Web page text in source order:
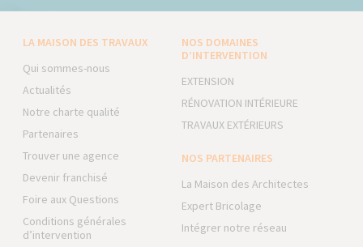
LA MAISON DES TRAVAUX
Qui sommes-nous
Actualités
Notre charte qualité
Partenaires
Trouver une agence
Devenir franchisé
Foire aux Questions
Conditions générales
d’intervention
NOS DOMAINES
D’INTERVENTION
EXTENSION
RÉNOVATION INTÉRIEURE
TRAVAUX EXTÉRIEURS
NOS PARTENAIRES
La Maison des Architectes
Expert Bricolage
Intégrer notre réseau